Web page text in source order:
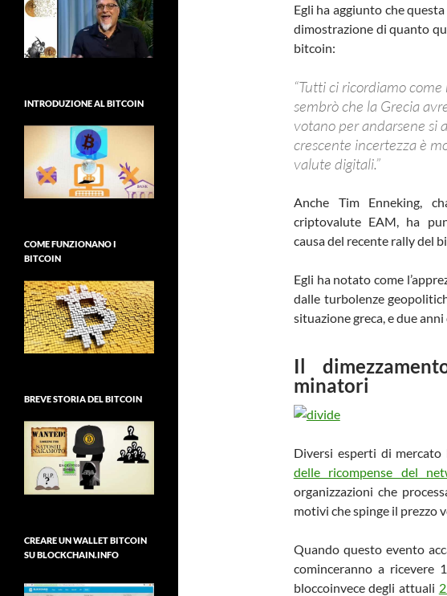
Egli ha aggiunto che
dimostrazione di quanto
bitcoin:
“Tutti ci ricordiamo
sembrò che la Grecia
votano per andarsene si
crescente incertezza è
valute digitali.”
Anche Tim Enneking,
criptovalute EAM, ha
causa del recente rally del
Egli ha notato come
dalle turbolenze
situazione greca, e due anni
Il
minatori
Diversi esperti di
delle ricompense del
organizzazioni che
motivi che spinge il prezzo
Quando questo evento
cominceranno a ricevere
bloccoinvece degli attuali
INTRODUZIONE AL BITCOIN
COME FUNZIONANO I
BITCOIN
BREVE STORIA DEL BITCOIN
CREARE UN WALLET BITCOIN
SU BLOCKCHAIN.INFO